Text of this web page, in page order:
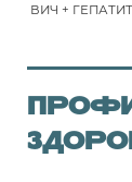
ВИЧ + ГЕПАТИТ